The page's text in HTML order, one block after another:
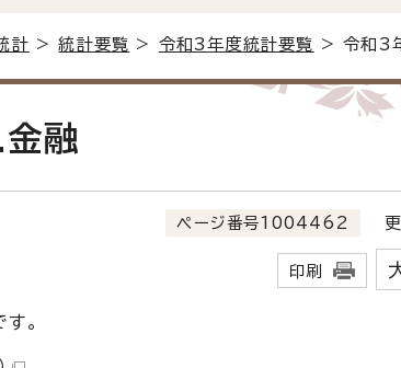
計 >統計要覧 > 令和3年度統計要覧 > 令和3
融
ページ番号1004462 更
印刷
。